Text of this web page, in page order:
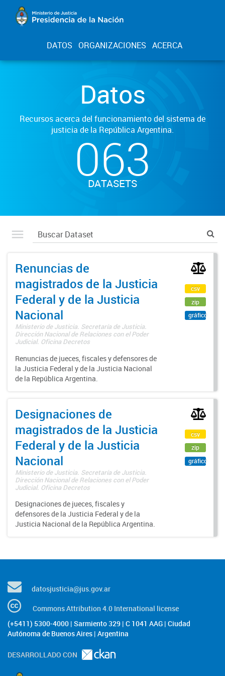
DATOS ORGANIZACIONES ACERCA
Datos
Recursos acerca del funcionamiento del sistema de
justicia de la República Argentina.
063
DATASETS
Renuncias de
magistrados de la Justicia
Federal y de la Justicia
Nacional
Ministerio de Justicia. Secretaría de Justicia.
Dirección Nacional de Relaciones con el Poder
Judicial. Oficina Decretos
Renuncias de jueces, fiscales y defensores de
la Justicia Federal y de la Justicia Nacional
de la República Argentina.
csv
zip
gráfico
Designaciones de
magistrados de la Justicia
Federal y de la Justicia
Nacional
Ministerio de Justicia. Secretaría de Justicia.
Dirección Nacional de Relaciones con el Poder
Judicial. Oficina Decretos
Designaciones de jueces, fiscales y
defensores de la Justicia Federal y de la
Justicia Nacional de la República Argentina.
csv
zip
gráfico
datosjusticia@jus.gov.ar
Commons Attribution 4.0 International license
(+5411) 5300-4000 | Sarmiento 329 | C 1041 AAG | Ciudad
Autónoma de Buenos Aires | Argentina
DESARROLLADO CON